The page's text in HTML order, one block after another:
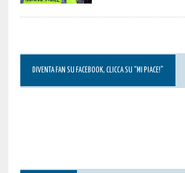
DIVENTA FAN SU FACEBOOK, CLICCA SU “MI PIACE!”